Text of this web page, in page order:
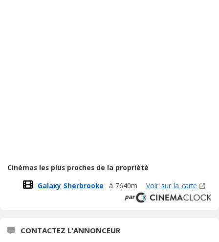
Cinémas les plus proches de la propriété
Galaxy Sherbrooke
à 7640m Voir sur la carte
par
CONTACTEZ L'ANNONCEUR